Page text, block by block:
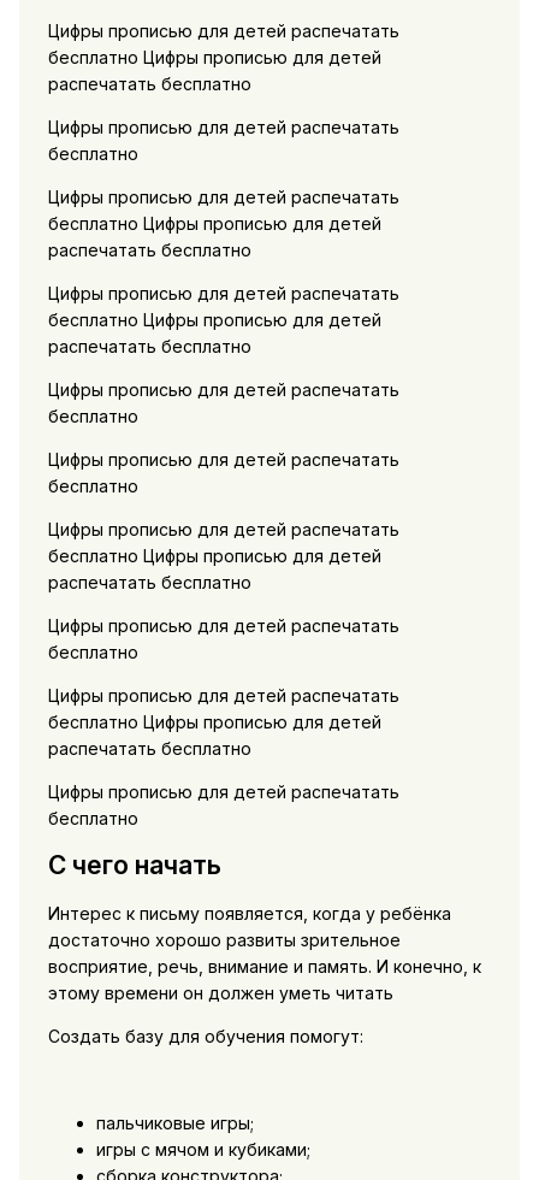
Цифры прописью для детей распечатать
бесплатно Цифры прописью для детей
распечатать бесплатно
Цифры прописью для детей распечатать
бесплатно
Цифры прописью для детей распечатать
бесплатно Цифры прописью для детей
распечатать бесплатно
Цифры прописью для детей распечатать
бесплатно Цифры прописью для детей
распечатать бесплатно
Цифры прописью для детей распечатать
бесплатно
Цифры прописью для детей распечатать
бесплатно
Цифры прописью для детей распечатать
бесплатно Цифры прописью для детей
распечатать бесплатно
Цифры прописью для детей распечатать
бесплатно
Цифры прописью для детей распечатать
бесплатно Цифры прописью для детей
распечатать бесплатно
Цифры прописью для детей распечатать
бесплатно
С чего начать
Интерес к письму появляется, когда у ребёнка
достаточно хорошо развиты зрительное
восприятие, речь, внимание и память. И конечно, к
этому времени он должен уметь читать
Создать базу для обучения помогут:
пальчиковые игры;‍
игры с мячом и кубиками;‍
сборка конструктора;‍